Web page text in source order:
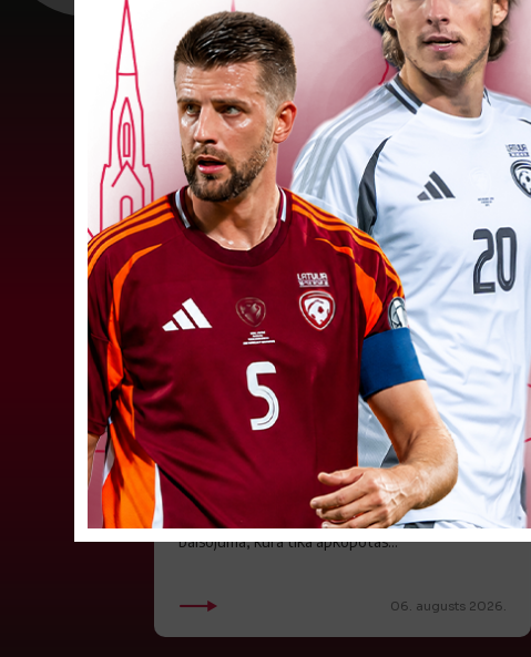
Jūlijā par labāko "LuckyBet" SFL
atzīta Keita Zviedre
Par "LuckyBet" Sieviešu futbola līgas jūnija
labāko spēlētāju atzīta FS "Metta" spēlētāja
Keita Zviedre. Uzvarētāja tika noskaidrota
balsojumā, kurā tika apkopotas...
06. augusts 2026.